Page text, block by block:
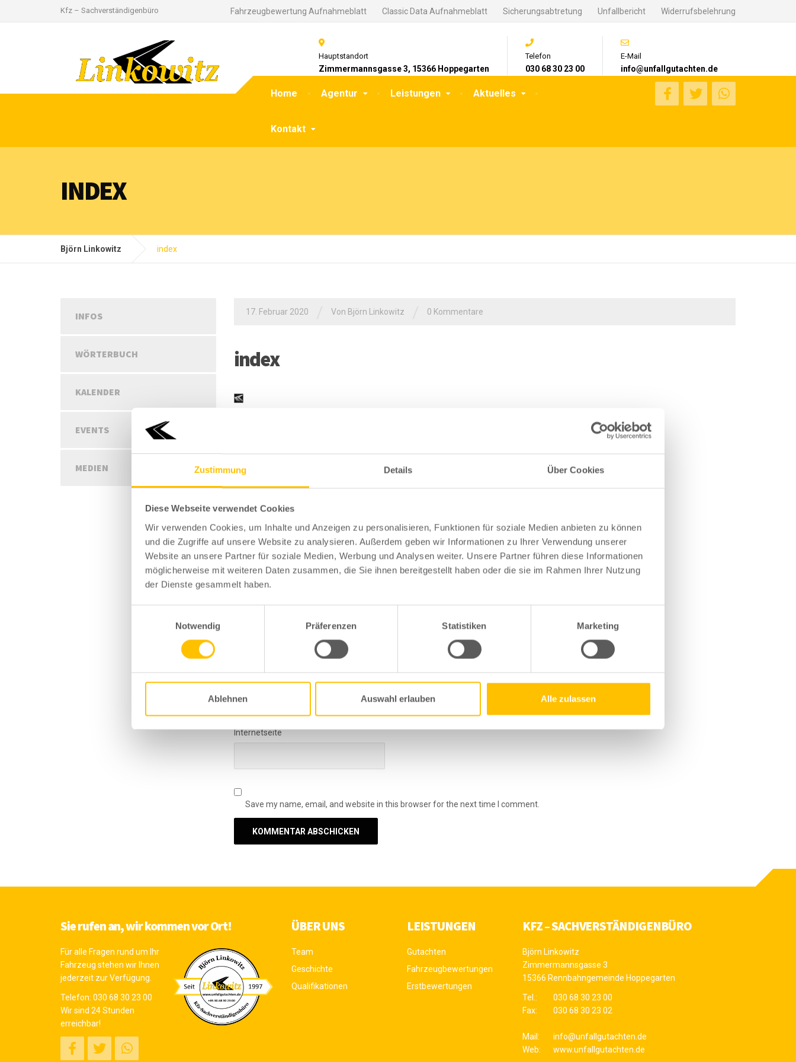
Zustimmung Details Über Cookies
Diese Webseite verwendet Cookies
Wir verwenden Cookies, um Inhalte und Anzeigen zu personalisieren, Funktionen für soziale Medien anbieten zu können
und die Zugriffe auf unsere Website zu analysieren. Außerdem geben wir Informationen zu Ihrer Verwendung unserer
Website an unsere Partner für soziale Medien, Werbung und Analysen weiter. Unsere Partner führen diese Informationen
möglicherweise mit weiteren Daten zusammen, die Sie ihnen bereitgestellt haben oder die sie im Rahmen Ihrer Nutzung
der Dienste gesammelt haben.
Notwendig
Präferenzen Statistiken Marketing
Ablehnen Auswahl erlauben Alle zulassen
Kfz – Sachverständigenbüro Fahrzeugbewertung Aufnahmeblatt Classic Data Aufnahmeblatt Sicherungsabtretung Unfallbericht Widerrufsbelehrung
Home Agentur Leistungen Aktuelles
Kontakt
Hauptstandort
Zimmermannsgasse 3, 15366 Hoppegarten
Telefon
030 68 30 23 00
E-Mail
info@unfallgutachten.de
INDEX
Björn Linkowitz index
17. Februar 2020 Von Björn Linkowitz 0 Kommentare
index
Deine E-Mail-Adresse wird nicht veröffentlicht. Erforderliche Felder sind mit markiert
Ihr Kommentar*
Vor- und Nachname*
E-Mail-Adresse*
Internetseite
Save my name, email, and website in this browser for the next time I comment.
INFOS
WÖRTERBUCH
KALENDER
EVENTS
MEDIEN
Sie rufen an, wir kommen vor Ort!
Für alle Fragen rund um Ihr
Fahrzeug stehen wir Ihnen
jederzeit zur Verfügung.
Telefon: 030 68 30 23 00
Wir sind 24 Stunden
erreichbar!
ÜBER UNS
Team
Geschichte
Qualifikationen
LEISTUNGEN
Gutachten
Fahrzeugbewertungen
Erstbewertungen
KFZ – SACHVERSTÄNDIGENBÜRO
Björn Linkowitz
Zimmermannsgasse 3
15366 Rennbahngemeinde Hoppegarten
Tel.:
030 68 30 23 00
Fax:
030 68 30 23 02
Mail:
info@unfallgutachten.de
Web:
www.unfallgutachten.de